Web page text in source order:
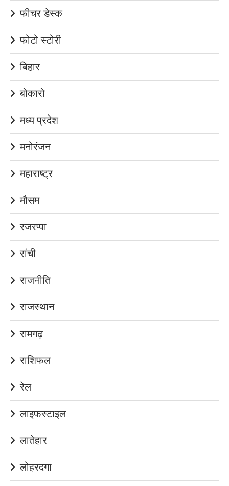
फीचर डेस्क
फोटो स्टोरी
बिहार
बोकारो
मध्य प्रदेश
मनोरंजन
महाराष्ट्र
मौसम
रजरप्पा
रांची
राजनीति
राजस्थान
रामगढ़
राशिफल
रेल
लाइफस्टाइल
लातेहार
लोहरदगा